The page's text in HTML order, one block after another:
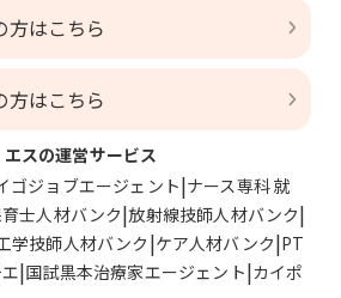
方はこちら
方はこちら
スの運営サービス
ゴジョブエージェント ナース専科 就
士人材バンク 放射線技師人材バンク
学技師人材バンク ケア人材バンク PT
国試黒本治療家エージェント カイポ